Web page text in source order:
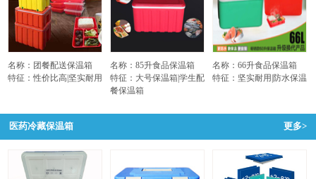
名称：团餐配送保温箱
特征：性价比高|坚实耐用
名称：85升食品保温箱
特征：大号保温箱|学生配
餐保温箱
名称：66升食品保温箱
特征：坚实耐用|防水保温
医药冷藏保温箱 更多>